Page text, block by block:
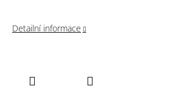
Detailní informace